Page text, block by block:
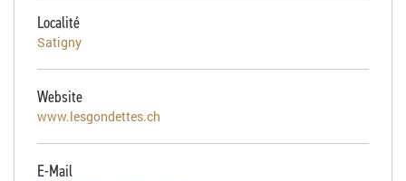
Localité
Satigny
Website
www.lesgondettes.ch
E-Mail